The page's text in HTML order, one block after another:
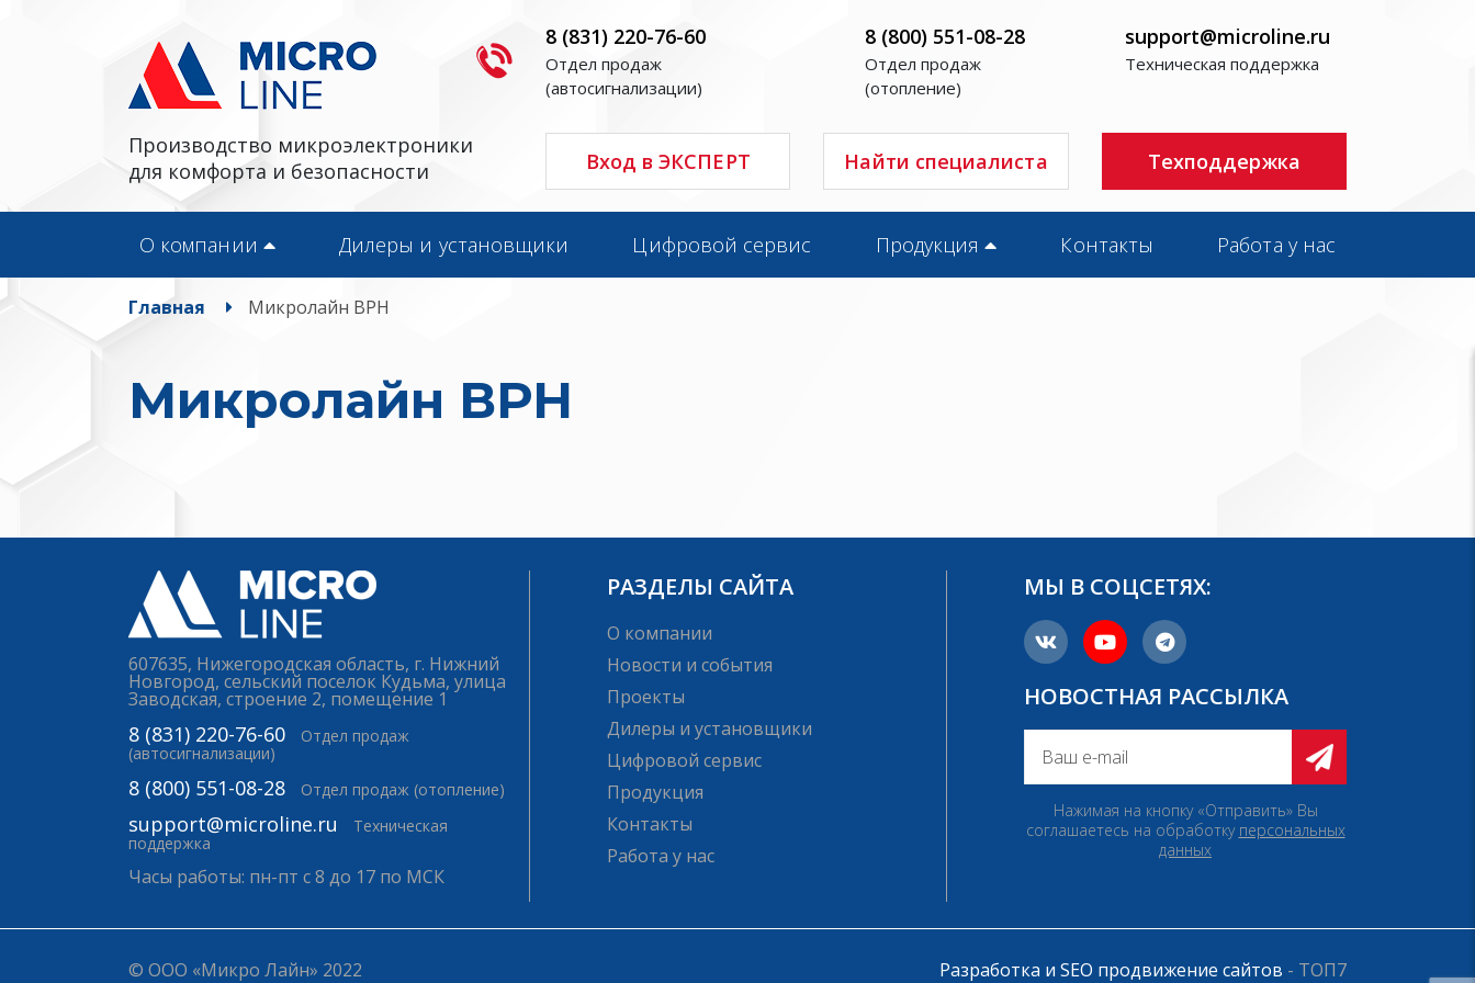
Производство микроэлектроники
для комфорта и безопасности
8 (831) 220-76-60
Отдел продаж
(автосигнализации)
8 (800) 551-08-28
Отдел продаж
(отопление)
support@microline.ru
Техническая поддержка
Вход в ЭКСПЕРТ Найти специалиста Техподдержка
О компании Дилеры и установщики Цифровой сервис Продукция Контакты Работа у нас
Главная Микролайн ВРН
Микролайн ВРН
607635, Нижегородская область, г. Нижний
Новгород, сельский поселок Кудьма, улица
Заводская, строение 2, помещение 1
8 (831) 220-76-60
Отдел продаж
(автосигнализации)
8 (800) 551-08-28 Отдел продаж (отопление)
support@microline.ru
Техническая
поддержка
Часы работы: пн-пт с 8 до 17 по МСК
РАЗДЕЛЫ САЙТА
О компании
Новости и события
Проекты
Дилеры и установщики
Цифровой сервис
Продукция
Контакты
Работа у нас
МЫ В СОЦСЕТЯХ:
НОВОСТНАЯ РАССЫЛКА
Нажимая на кнопку «Отправить» Вы
соглашаетесь на обработку персональных
данных
© ООО «Микро Лайн» 2022 Разработка и SEO продвижение сайтов - ТОП7